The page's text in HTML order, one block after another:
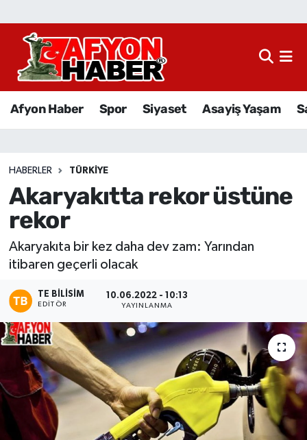
Afyon Haber Spor Siyaset Asayiş Yaşam
HABERLER TÜRKIYE
Akaryakıtta rekor üstüne
rekor
Akaryakıta bir kez daha dev zam: Yarından
itibaren geçerli olacak
TE BILISIM
EDITÖR
10.06.2022 - 10:13
YAYINLANMA
Afyon Haber
Sağlık
Eğitim
Sivil Toplum
Ekonomi
Magazin
Etkinlikler